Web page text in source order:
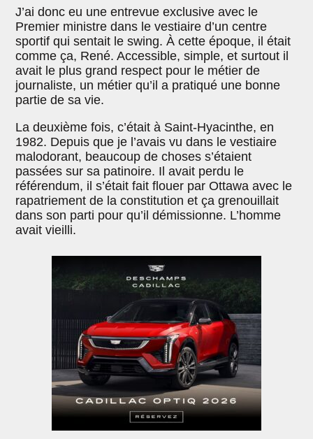
J’ai donc eu une entrevue exclusive avec le
Premier ministre dans le vestiaire d’un centre
sportif qui sentait le swing. À cette époque, il était
comme ça, René. Accessible, simple, et surtout il
avait le plus grand respect pour le métier de
journaliste, un métier qu’il a pratiqué une bonne
partie de sa vie.
La deuxième fois, c’était à Saint-Hyacinthe, en
1982. Depuis que je l’avais vu dans le vestiaire
malodorant, beaucoup de choses s’étaient
passées sur sa patinoire. Il avait perdu le
référendum, il s’était fait flouer par Ottawa avec le
rapatriement de la constitution et ça grenouillait
dans son parti pour qu’il démissionne. L’homme
avait vieilli.